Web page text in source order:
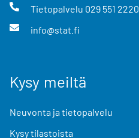
Tietopalvelu 029 551 2220
info@stat.fi
Kysy meiltä
Neuvonta ja tietopalvelu
Kysy tilastoista